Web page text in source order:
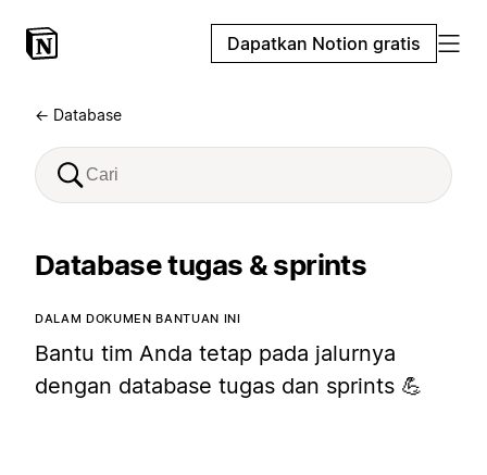
Dapatkan Notion gratis
← Database
Database tugas & sprints
DALAM DOKUMEN BANTUAN INI
Bantu tim Anda tetap pada jalurnya
dengan database tugas dan sprints 💪